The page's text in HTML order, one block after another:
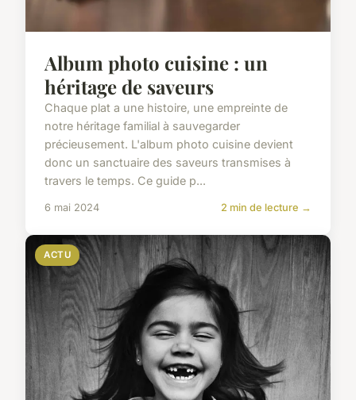
Album photo cuisine : un
héritage de saveurs
Chaque plat a une histoire, une empreinte de
notre héritage familial à sauvegarder
précieusement. L'album photo cuisine devient
donc un sanctuaire des saveurs transmises à
travers le temps. Ce guide p...
6 mai 2024 2 min de lecture →
ACTU